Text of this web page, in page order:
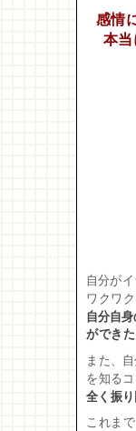
自分が
ワクワ
自分自
ができ
また、
を知る
全く振
これま
感情
本